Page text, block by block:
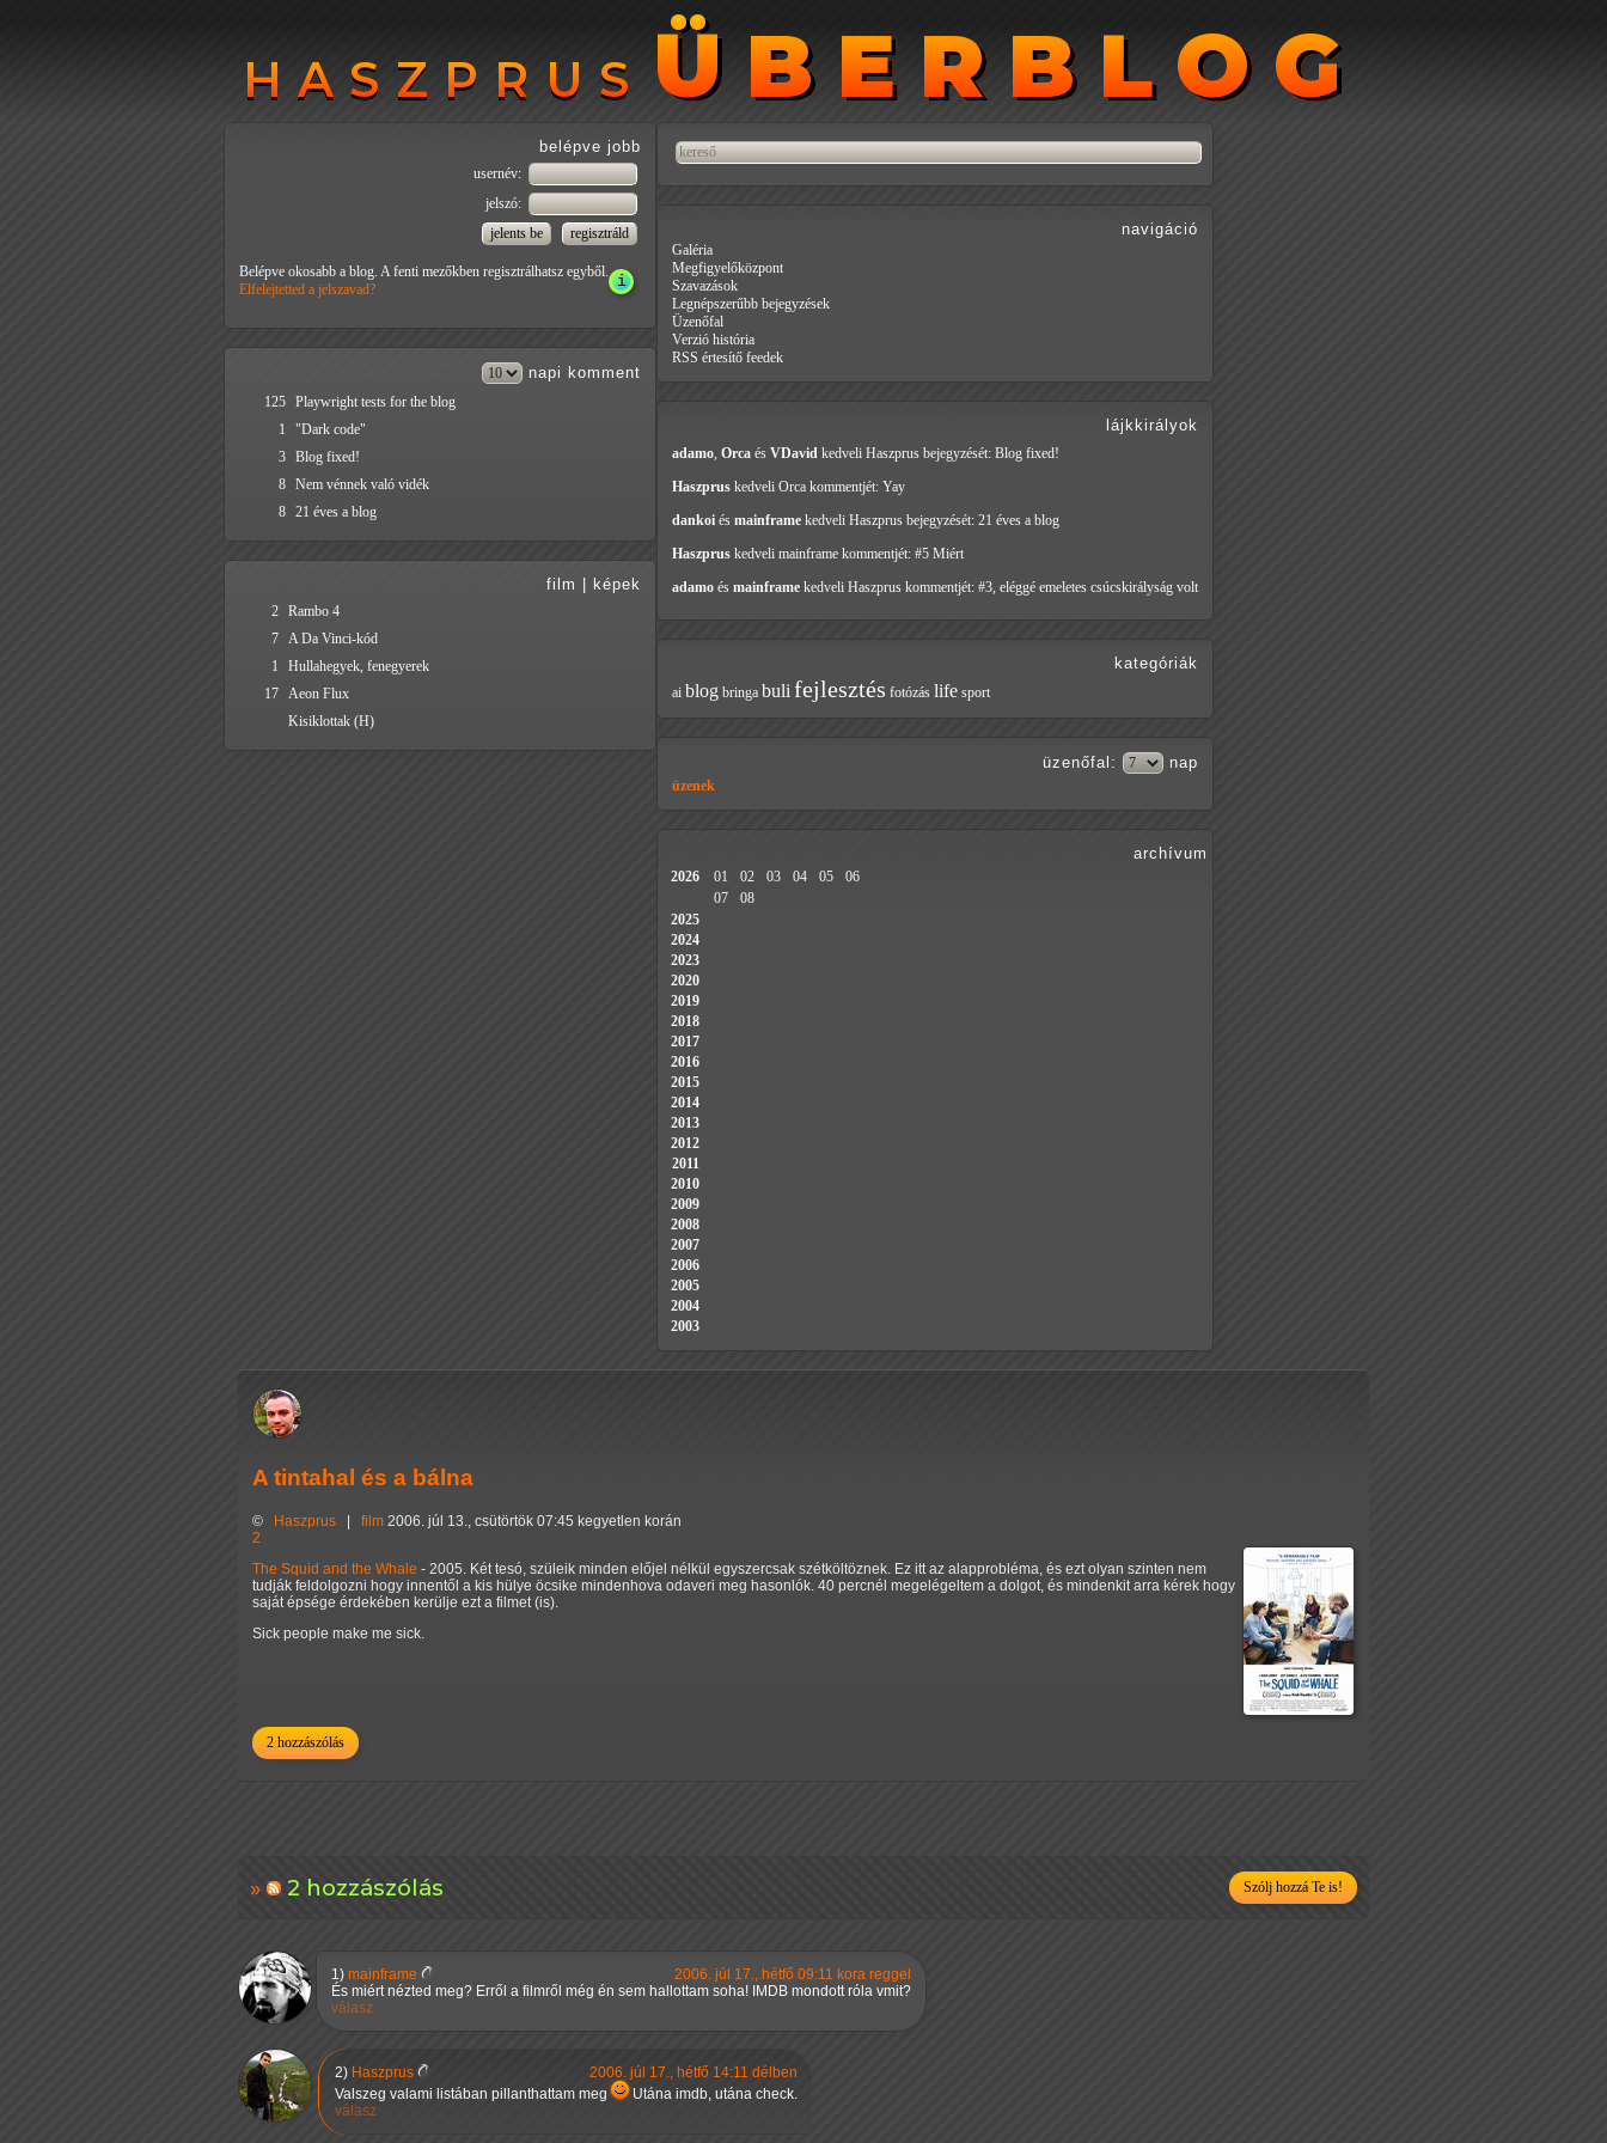
HASZPRUS ÜBERBLOG
HASZPRUS ÜBERBLOG
A tintahal és a bálna
© Haszprus film 2006. júl 13., csütörtök 07:45 kegyetlen korán
2
The Squid and the Whale - 2005. Két tesó, szüleik minden előjel nélkül egyszercsak szétköltöznek. Ez itt az alapprobléma, és ezt olyan szinten nem
tudják feldolgozni hogy innentől a kis hülye öcsike mindenhova odaveri meg hasonlók. 40 percnél megelégeltem a dolgot, és mindenkit arra kérek hogy
saját épsége érdekében kerülje ezt a filmet (is).
Sick people make me sick.
2 hozzászólás
2 hozzászólás Szólj hozzá Te is!
1) mainframe
2006. júl 17., hétfő 09:11 kora reggel
És miért nézted meg? Erről a filmről még én sem hallottam soha! IMDB mondott róla vmit?
válasz
2) Haszprus
2006. júl 17., hétfő 14:11 délben
Valszeg valami listában pillanthattam meg
Utána imdb, utána check.
válasz
belépve jobb
usernév:
jelszó:
Belépve okosabb a blog. A fenti mezőkben regisztrálhatsz egyből.
Elfelejtetted a jelszavad?
napi komment
125 Playwright tests for the blog
1
"Dark code"
3 Blog fixed!
8 Nem vénnek való vidék
8 21 éves a blog
film képek
2 Rambo 4
7 A Da Vinci-kód
1
Hullahegyek, fenegyerek
17 Aeon Flux
Kisiklottak (H)
navigáció
Galéria
Megfigyelőközpont
Szavazások
Legnépszerűbb bejegyzések
Üzenőfal
Verzió história
RSS értesítő feedek
lájkkirályok
adamo, Orca és VDavid kedveli Haszprus bejegyzését: Blog fixed!
Haszprus kedveli Orca kommentjét: Yay
dankoi és mainframe kedveli Haszprus bejegyzését: 21 éves a blog
Haszprus kedveli mainframe kommentjét: #5 Miért
adamo és mainframe kedveli Haszprus kommentjét: #3, eléggé emeletes csúcskirályság volt
kategóriák
ai blog bringa buli fejlesztés fotózás life sport
üzenőfal : nap
üzenek
archívum
2026 01 02 03 04 05
06
07
08
2025
2024
2023
2020
2019
2018
2017
2016
2015
2014
2013
2012
2011
2010
2009
2008
2007
2006
2005
2004
2003